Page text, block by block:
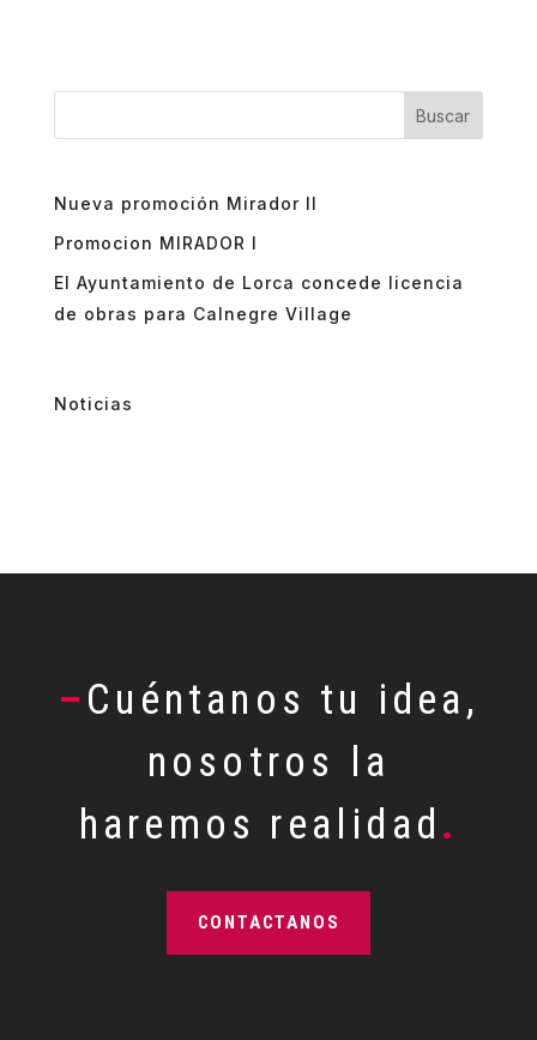
Buscar
Nueva promoción Mirador II
Promocion MIRADOR I
El Ayuntamiento de Lorca concede licencia
de obras para Calnegre Village
Noticias
–Cuéntanos tu idea,
nosotros la
haremos realidad .
CONTACTANOS